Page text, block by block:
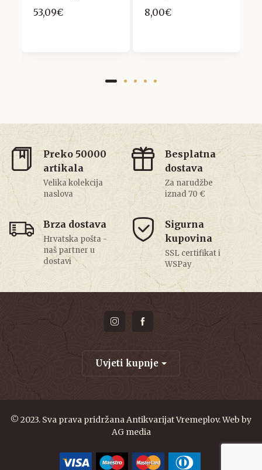
53,09€ 8,00€
Preko 50000
artikala
Velika kolekcija
naslova
Besplatna
dostava
Za narudžbe
iznad 70 €
Brza dostava
Hrvatska pošta -
naš partner u
dostavi
Sigurna
kupovina
SSL certifikat i
WSPay
Uvjeti kupnje
© 2023. Sva prava pridržana Antikvarijat Vremeplov. Web by
AG media